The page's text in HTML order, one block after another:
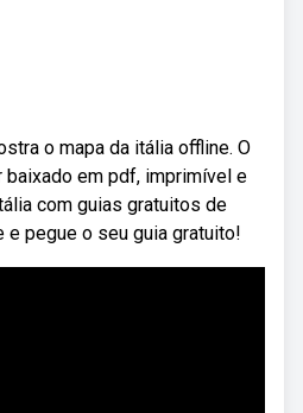
o mapa da itália offline. O
baixado em pdf, imprimível e
com guias gratuitos de
pegue o seu guia gratuito!